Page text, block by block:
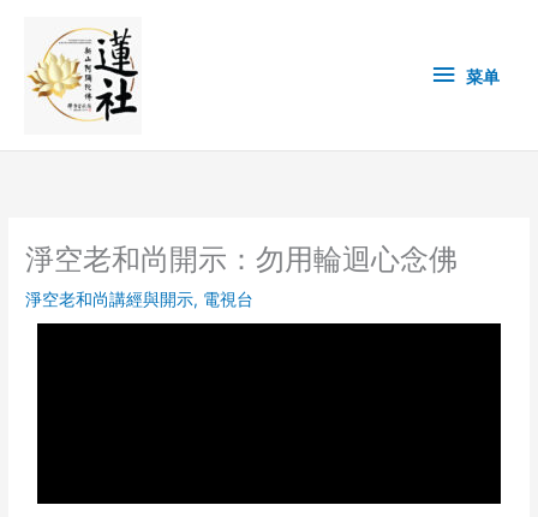
content
单 菜单
淨空老和尚開示：勿用輪迴心念佛
淨空老和尚講經與開示, 電視台